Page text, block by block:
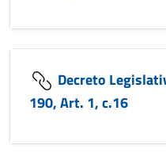
Decreto
190, Art. 1, c.16